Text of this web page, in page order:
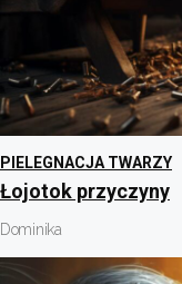
PIELEGNACJA TWARZY
Łojotok przyczyny
Dominika